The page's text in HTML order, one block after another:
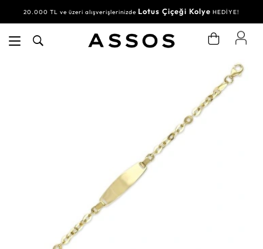
20.000 TL ve üzeri alışverişlerinizde Lotus Çiçeği Kolye HEDİYE!